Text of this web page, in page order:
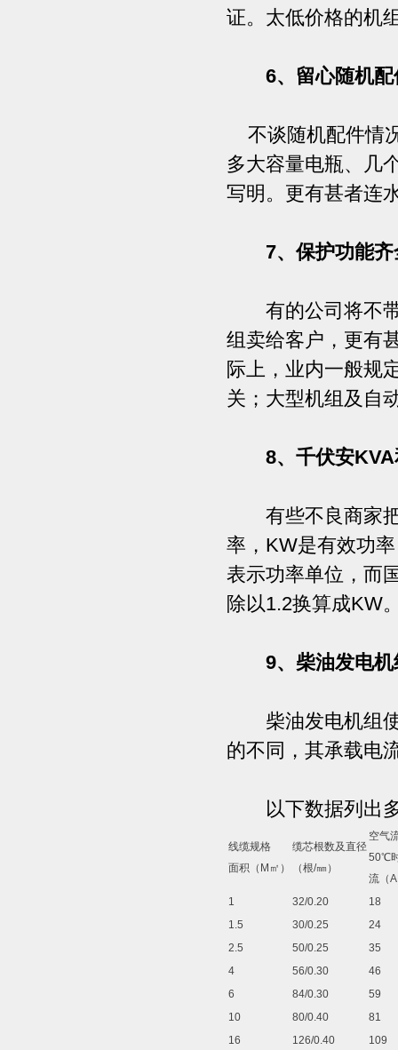
证。太低价格的机
6、留心随机
不谈随机配件情
多大容量电瓶、几
写明。更有甚者连
7、保护功能
有的公司将不带
组卖给客户，更有
际上，业内一般规
关；大型机组及自
8、千伏安
有些不良商家把
率，KW是有效功
表示功率单位，而
除以1.2换算成KW
9、柴油发电
柴油发电机组使
的不同，其承载电
以下数据列出多
线缆规格
面积（ M ㎡）
缆芯根数及直径
（根/㎜）
空气
50℃
流（A
1
32/0.20
18
1.5
30/0.25
24
2.5
50/0.25
35
4
56/0.30
46
6
84/0.30
59
10
80/0.40
81
16
126/0.40
109